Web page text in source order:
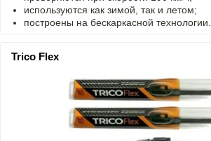
используются как зимой, так и летом;
построены на бескаркасной технологии.
Trico Flex